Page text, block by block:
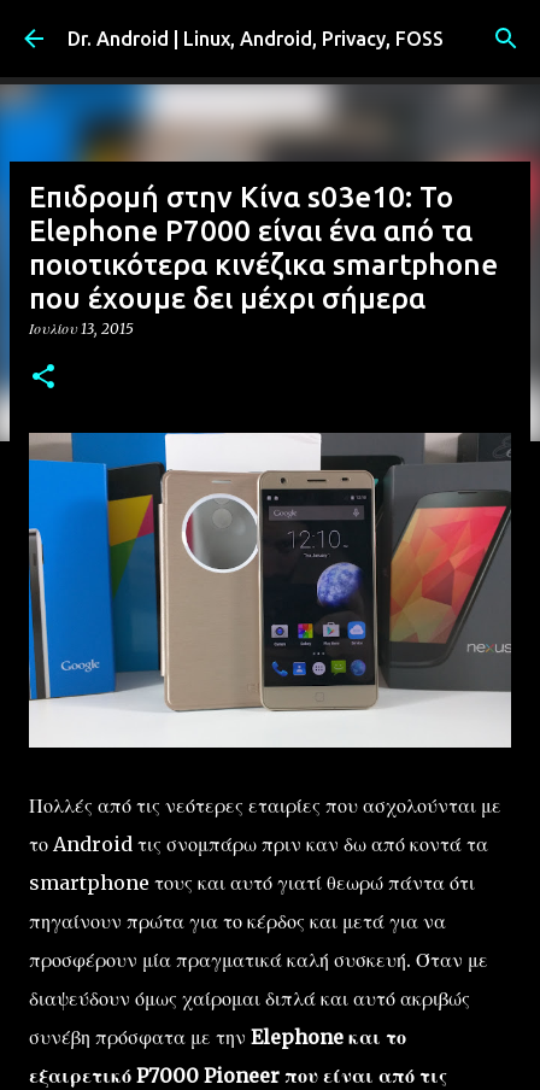
Μετάβαση στο κύριο περιεχόμενο
Dr. Android | Linux, Android, Privacy, FOSS
Επιδρομή στην Κίνα s03e10: Το
Elephone P7000 είναι ένα από τα
ποιοτικότερα κινέζικα smartphone
που έχουμε δει μέχρι σήμερα
Ιουλίου 13, 2015
Πολλές από τις νεότερες εταιρίες που ασχολούνται με
το Android τις σνομπάρω πριν καν δω από κοντά τα
smartphone τους και αυτό γιατί θεωρώ πάντα ότι
πηγαίνουν πρώτα για το κέρδος και μετά για να
προσφέρουν μία πραγματικά καλή συσκευή. Όταν με
διαψεύδουν όμως χαίρομαι διπλά και αυτό ακριβώς
συνέβη πρόσφατα με την Elephone και το
εξαιρετικό P7000 Pioneer που είναι από τις